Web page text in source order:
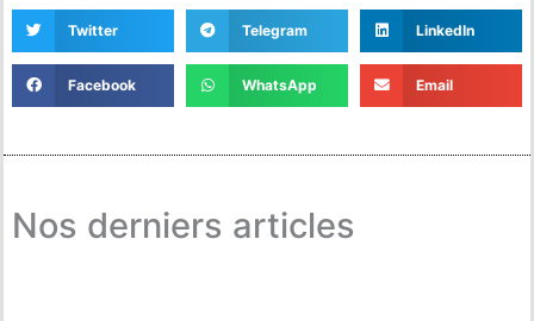
Twitter Telegram LinkedIn
Facebook WhatsApp Email
Nos derniers articles